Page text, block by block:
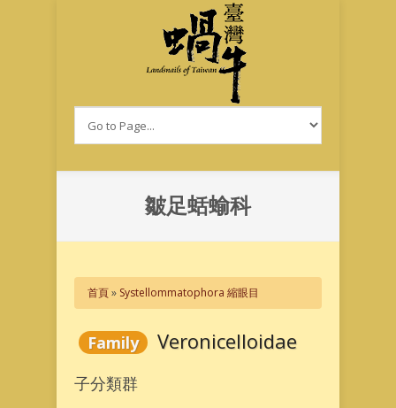
皺足蛞蝓科
您在這裡
首頁» Systellommatophora 縮眼目
Family Veronicelloidae
子分類群